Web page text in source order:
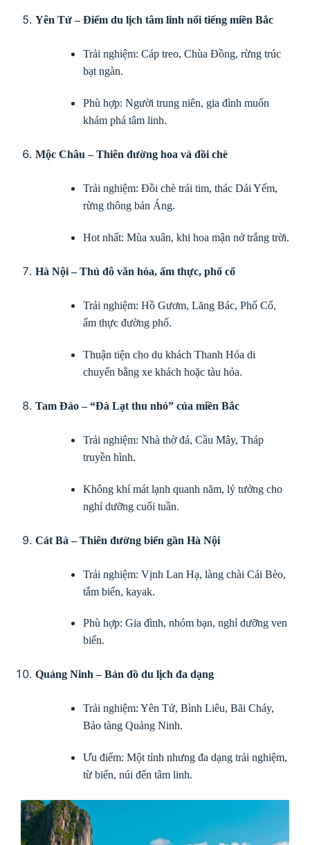
Yên Tử – Điểm du lịch tâm linh nổi tiếng miền Bắc
Trải nghiệm: Cáp treo, Chùa Đồng, rừng trúc
bạt ngàn.
Phù hợp: Người trung niên, gia đình muốn
khám phá tâm linh.
Mộc Châu – Thiên đường hoa và đồi chè
Trải nghiệm: Đồi chè trái tim, thác Dải Yếm,
rừng thông bản Áng.
Hot nhất: Mùa xuân, khi hoa mận nở trắng trời.
Hà Nội – Thủ đô văn hóa, ẩm thực, phố cổ
Trải nghiệm: Hồ Gươm, Lăng Bác, Phố Cổ,
ẩm thực đường phố.
Thuận tiện cho du khách Thanh Hóa di
chuyển bằng xe khách hoặc tàu hỏa.
Tam Đảo – “Đà Lạt thu nhỏ” của miền Bắc
Trải nghiệm: Nhà thờ đá, Cầu Mây, Tháp
truyền hình.
Không khí mát lạnh quanh năm, lý tưởng cho
nghỉ dưỡng cuối tuần.
Cát Bà – Thiên đường biển gần Hà Nội
Trải nghiệm: Vịnh Lan Hạ, làng chài Cái Bèo,
tắm biển, kayak.
Phù hợp: Gia đình, nhóm bạn, nghỉ dưỡng ven
biển.
Quảng Ninh – Bản đồ du lịch đa dạng
Trải nghiệm: Yên Tử, Bình Liêu, Bãi Cháy,
Bảo tàng Quảng Ninh.
Ưu điểm: Một tỉnh nhưng đa dạng trải nghiệm,
từ biển, núi đến tâm linh.